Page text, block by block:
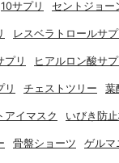
サプリ セントジョー
レスベラトロールサ
プリ ヒアルロン酸サプ
リ チェストツリー 葉
アイマスク いびき防
骨盤ショーツ ゲルマ